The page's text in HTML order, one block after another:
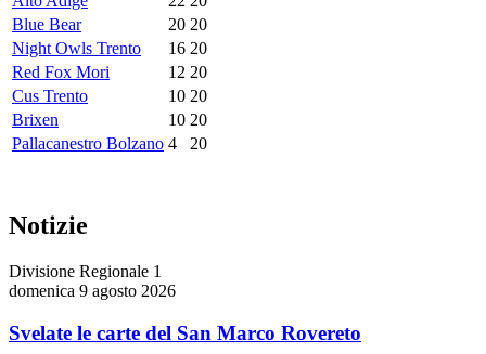
Blue Bear
20 20
Night Owls Trento
16 20
Red Fox Mori
12 20
Cus Trento
10 20
Brixen
10 20
Pallacanestro Bolzano 4 20
Notizie
Divisione Regionale 1
domenica 9 agosto 2026
Svelate le carte del San Marco Rovereto